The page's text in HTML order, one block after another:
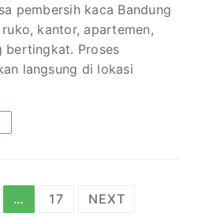
pembersih kaca Bandung
kantor, apartemen,
bertingkat. Proses
langsung di lokasi
… 17 NEXT